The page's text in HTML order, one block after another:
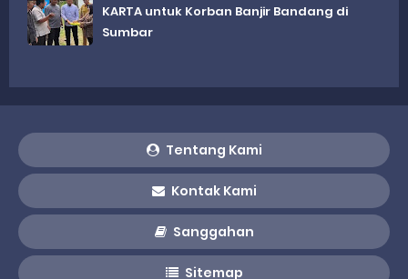
KARTA untuk Korban Banjir Bandang di
Sumbar
Tentang Kami
Kontak Kami
Sanggahan
Sitemap